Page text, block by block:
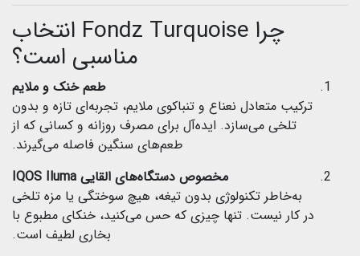
چرا Fondz Turquoise انتخاب
مناسبی است؟
طعم خنک و ملایم
ترکیب متعادل نعناع و تنباکوی ملایم، تجربه‌ای تازه و بدون
تلخی می‌سازد. ایده‌آل برای مصرف روزانه و کسانی که از
طعم‌های سنگین فاصله می‌گیرند.
مخصوص دستگاه‌های القایی IQOS Iluma
به‌خاطر تکنولوژی بدون تیغه، هیچ سوختگی یا مزه تلخی
در کار نیست. تنها چیزی که حس می‌کنید، خنکای مطبوع با
بخاری لطیف است.